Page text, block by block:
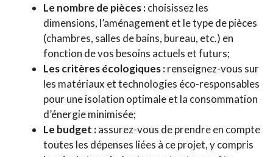
Le nombre de pièces :choisissez les
dimensions, l’aménagement et le type de pièces
(chambres, salles de bains, bureau, etc.) en
fonction de vos besoins actuels et futurs;
Les critères écologiques :renseignez-vous sur
les matériaux et technologies éco-responsables
pour une isolation optimale et la consommation
d’énergie minimisée;
Le budget :assurez-vous de prendre en compte
toutes les dépenses liées à ce projet, y compris